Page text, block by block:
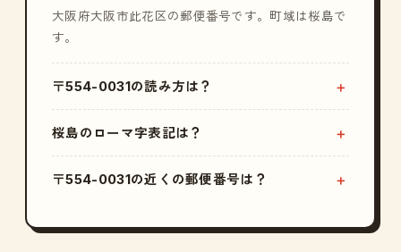
大阪府大阪市此花区の郵便番号です。町域は桜島で
す。
〒554-0031の読み方は？
桜島のローマ字表記は？
〒554-0031の近くの郵便番号は？